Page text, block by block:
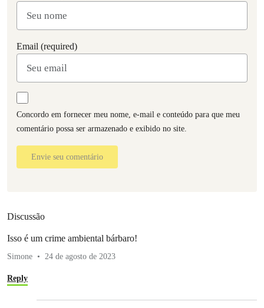
Email (required)
Concordo em fornecer meu nome, e-mail e conteúdo para que meu
comentário possa ser armazenado e exibido no site.
Envie seu comentário
Discussão
Isso é um crime ambiental bárbaro!
Simone 24 de agosto de 2023
Reply